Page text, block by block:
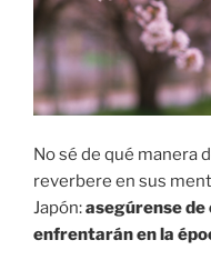
No sé de qué manera
reverbere en sus
Japón:asegúrense de
enfrentarán en la